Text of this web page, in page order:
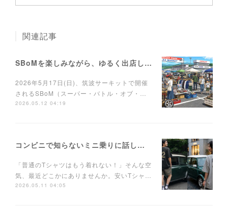
関連記事
SBoMを楽しみながら、ゆるく出店しませんか？
2026年5月17日(日)、筑波サーキットで開催
されるSBoM（スーパー・バトル・オブ・…
2026.05.12 04:19
コンビニで知らないミニ乗りに話しかけられるTシャツ
「普通のTシャツはもう着れない！」そんな空
気、最近どこかにありませんか。安いTシャ…
2026.05.11 04:05